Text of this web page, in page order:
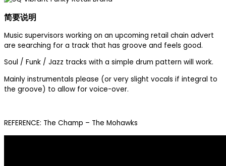
简要说明
Music supervisors working on an upcoming retail chain advert
are searching for a track that has groove and feels good.
Soul / Funk / Jazz tracks with a simple drum pattern will work.
Mainly instrumentals please (or very slight vocals if integral to
the groove) to allow for voice-over.
REFERENCE: The Champ – The Mohawks